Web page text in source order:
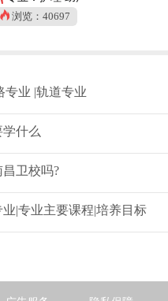
浏览：40697
专业 |轨道专业
什么
卫校吗?
|专业主要课程|培养目标